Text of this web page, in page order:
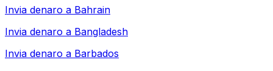
Invia denaro a Bahrain
Invia denaro a Bangladesh
Invia denaro a Barbados